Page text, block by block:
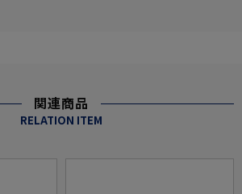
関連商品
RELATION ITEM